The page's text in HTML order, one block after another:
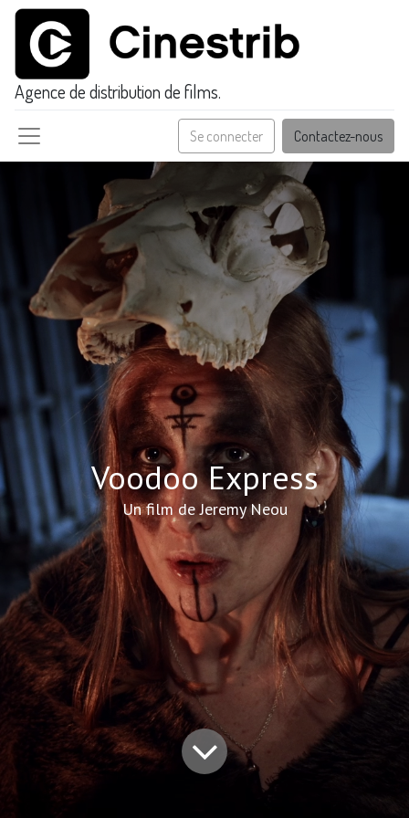
Agence de distribution de films.
Se connecter Contactez-nous
Voodoo Express
Un film de Jeremy Neou